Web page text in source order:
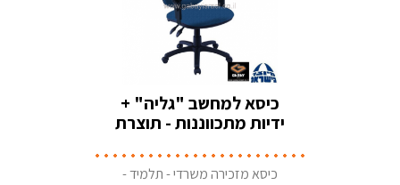
כיסא למחשב "גליה" +
ידיות מתכווננות - תוצרת
כיסא מזכירה משרדי - תלמיד -